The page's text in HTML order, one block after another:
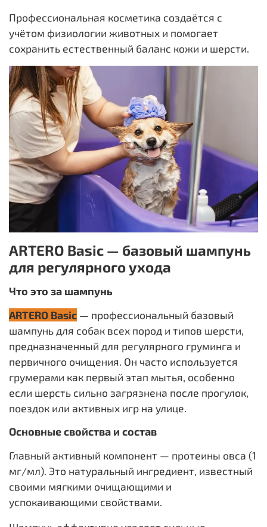
Профессиональная косметика создаётся с
учётом физиологии животных и помогает
сохранить естественный баланс кожи и шерсти.
ARTERO Basic — базовый шампунь
для регулярного ухода
Что это за шампунь
ARTERO Basic — профессиональный базовый
шампунь для собак всех пород и типов шерсти,
предназначенный для регулярного груминга и
первичного очищения. Он часто используется
грумерами как первый этап мытья, особенно
если шерсть сильно загрязнена после прогулок,
поездок или активных игр на улице.
Основные свойства и состав
Главный активный компонент — протеины овса (1
мг/мл). Это натуральный ингредиент, известный
своими мягкими очищающими и
успокаивающими свойствами.